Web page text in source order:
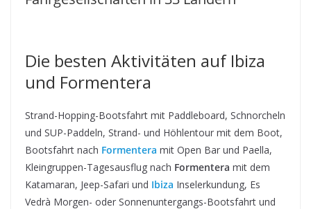
Die besten Aktivitäten auf Ibiza
und Formentera
Strand-Hopping-Bootsfahrt mit Paddleboard, Schnorcheln
und SUP-Paddeln, Strand- und Höhlentour mit dem Boot,
Bootsfahrt nach Formentera mit Open Bar und Paella,
Kleingruppen-Tagesausflug nach Formentera mit dem
Katamaran, Jeep-Safari und Ibiza Inselerkundung, Es
Vedrà Morgen- oder Sonnenuntergangs-Bootsfahrt und